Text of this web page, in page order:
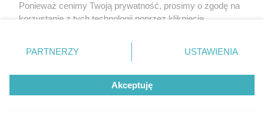
Ponieważ cenimy Twoją prywatność, prosimy o zgodę na
korzystanie z tych technologii poprzez kliknięcie
zmienić/wycofać klikając przycisk ustawień prywatności
znajdujący się w lewym dolnym rogu strony
rodzaje przetwarzania danych nie wymagają zgody
użytkownika, ale masz prawo sprzeciwić się takiemu
przetwarzaniu. Preferencje będą miały zastosowanie tylko
PARTNERZY USTAWIENIA
Akceptuję